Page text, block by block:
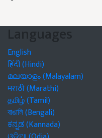
Languages
English
हिंदी (Hindi)
മലയാളം (Malayalam)
मराठी (Marathi)
தமிழ் (Tamil)
বাঙালি (Bengali)
ಕನ್ನಡ (Kannada)